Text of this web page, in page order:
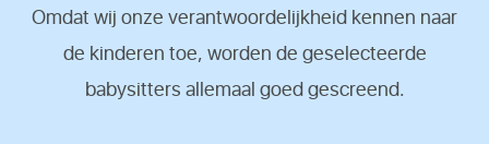
Omdat wij onze verantwoordelijkheid kennen naar
de kinderen toe, worden de geselecteerde
babysitters allemaal goed gescreend.